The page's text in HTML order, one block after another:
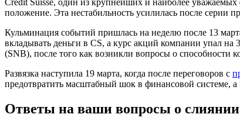
Credit Suisse, один из крупнейших и наиболее
положение. Эта нестабильность усилилась после серии
Кульминация событий пришлась на неделю после 13
вкладывать деньги в CS, а курс акций компании упал
(SNB), после того как возникли вопросы о способности
Развязка наступила 19 марта, когда после переговоров с
предотвратить масштабный шок в финансовой системе, а
Ответы на ваши вопросы о слиянии